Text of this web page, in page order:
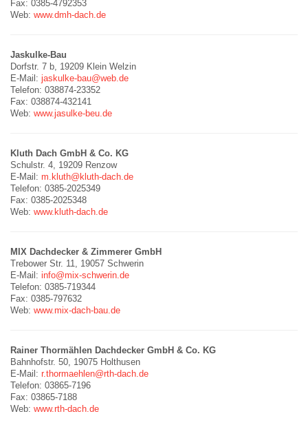
Fax: 0385-4792353
Web: www.dmh-dach.de
Jaskulke-Bau
Dorfstr. 7 b, 19209 Klein Welzin
E-Mail: jaskulke-bau@web.de
Telefon: 038874-23352
Fax: 038874-432141
Web: www.jasulke-beu.de
Kluth Dach GmbH & Co. KG
Schulstr. 4, 19209 Renzow
E-Mail: m.kluth@kluth-dach.de
Telefon: 0385-2025349
Fax: 0385-2025348
Web: www.kluth-dach.de
MIX Dachdecker & Zimmerer GmbH
Trebower Str. 11, 19057 Schwerin
E-Mail: info@mix-schwerin.de
Telefon: 0385-719344
Fax: 0385-797632
Web: www.mix-dach-bau.de
Rainer Thormählen Dachdecker GmbH & Co. KG
Bahnhofstr. 50, 19075 Holthusen
E-Mail: r.thormaehlen@rth-dach.de
Telefon: 03865-7196
Fax: 03865-7188
Web: www.rth-dach.de